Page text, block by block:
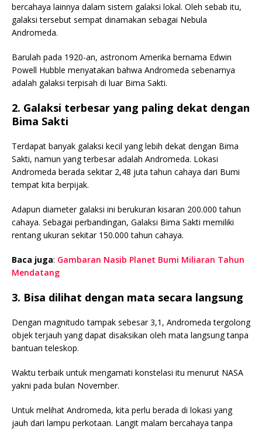
bercahaya lainnya dalam sistem galaksi lokal. Oleh sebab itu,
galaksi tersebut sempat dinamakan sebagai Nebula
Andromeda.
Barulah pada 1920-an, astronom Amerika bernama Edwin
Powell Hubble menyatakan bahwa Andromeda sebenarnya
adalah galaksi terpisah di luar Bima Sakti.
2. Galaksi terbesar yang paling dekat dengan
Bima Sakti
Terdapat banyak galaksi kecil yang lebih dekat dengan Bima
Sakti, namun yang terbesar adalah Andromeda. Lokasi
Andromeda berada sekitar 2,48 juta tahun cahaya dari Bumi
tempat kita berpijak.
Adapun diameter galaksi ini berukuran kisaran 200.000 tahun
cahaya. Sebagai perbandingan, Galaksi Bima Sakti memiliki
rentang ukuran sekitar 150.000 tahun cahaya.
Baca juga: Gambaran Nasib Planet Bumi Miliaran Tahun
Mendatang
3. Bisa dilihat dengan mata secara langsung
Dengan magnitudo tampak sebesar 3,1, Andromeda tergolong
objek terjauh yang dapat disaksikan oleh mata langsung tanpa
bantuan teleskop.
Waktu terbaik untuk mengamati konstelasi itu menurut NASA
yakni pada bulan November.
Untuk melihat Andromeda, kita perlu berada di lokasi yang
jauh dari lampu perkotaan. Langit malam bercahaya tanpa